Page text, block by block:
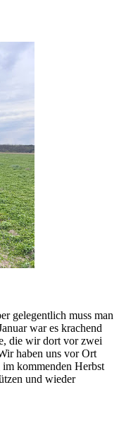
gelegentlich muss man
war es krachend
die wir dort vor zwei
haben uns vor Ort
kommenden Herbst
und wieder